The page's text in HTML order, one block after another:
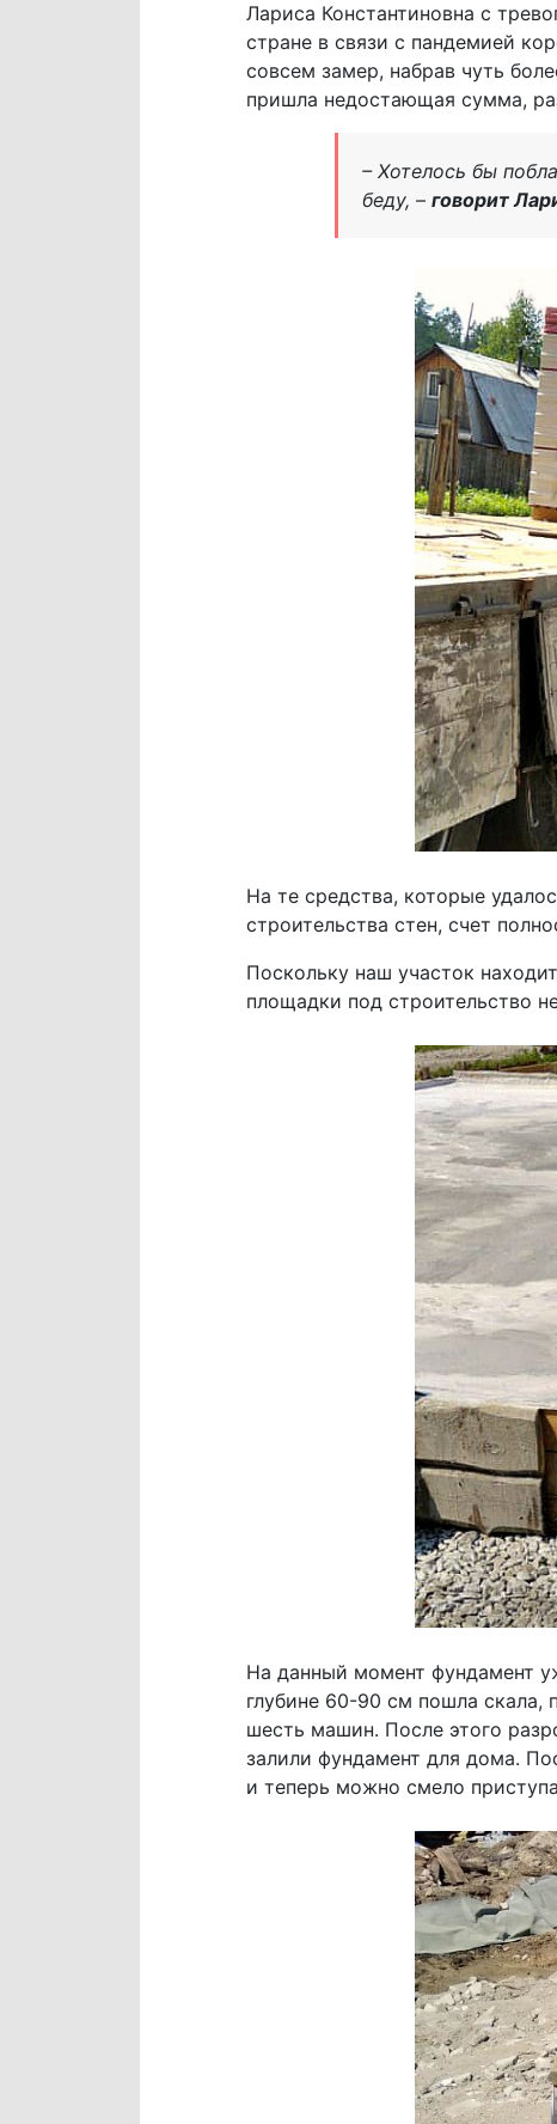
Лариса Константиновна с
стране в связи с пандемией
совсем замер, набрав чуть
пришла недостающая сумма,
– Хотелось бы
беду, –говорит
На те средства, которые
строительства стен, счет
Поскольку наш участок
площадки под строительство
На данный момент фундамент
глубине 60-90 см пошла скала,
шесть машин. После этого
залили фундамент для дома.
и теперь можно смело